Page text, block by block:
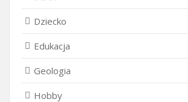
Dziecko
Edukacja
Geologia
Hobby